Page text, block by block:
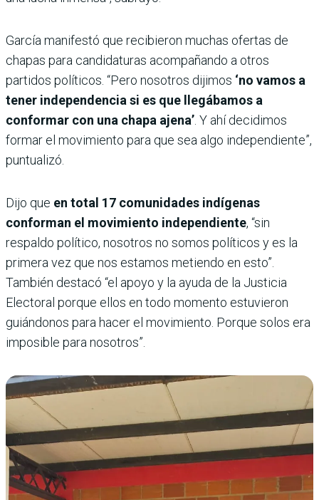
García manifestó que recibieron muchas ofertas de
chapas para candidaturas acompañando a otros
partidos políticos. “Pero nosotros dijimos ‘no vamos a
tener independencia si es que llegábamos a
conformar con una chapa ajena’ . Y ahí decidimos
formar el movimiento para que sea algo independiente”,
puntualizó.
Dijo que en total 17 comunidades indígenas
conforman el movimiento independiente, “sin
respaldo político, nosotros no somos políticos y es la
primera vez que nos estamos metiendo en esto”.
También destacó “el apoyo y la ayuda de la Justicia
Electoral porque ellos en todo momento estuvieron
guiándonos para hacer el movimiento. Porque solos era
imposible para nosotros”.